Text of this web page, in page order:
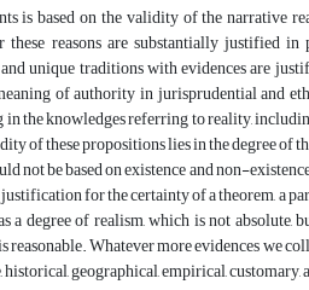
is based on the validity of the narrative
reasons are substantially justified
unique traditions with evidences are
of authority in jurisprudential and
in the knowledges referring to reality,
of these propositions lies in the degree of
not be based on existence and non-
for the certainty of a theorem, a
degree of realism, which is not absolute,
Whatever more evidences we
geographical, empirical, customary,